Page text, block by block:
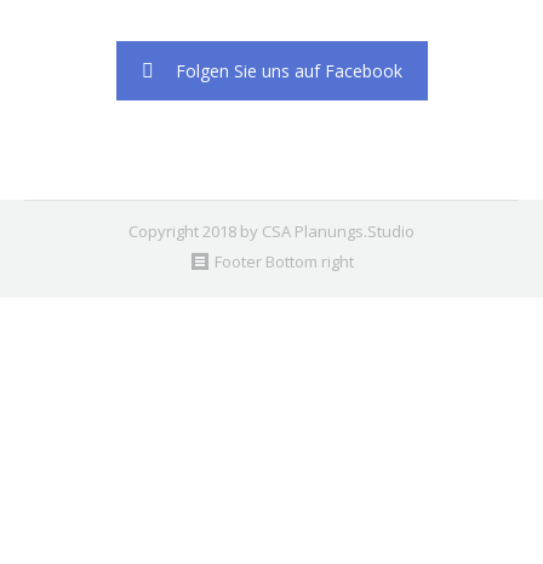
Folgen Sie uns auf Facebook
Copyright 2018 by CSA Planungs.Studio
Footer Bottom right